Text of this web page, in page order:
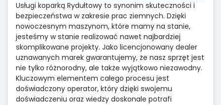
Usługi koparką Rydułtowy to synonim skuteczności i
bezpieczeństwa w zakresie prac ziemnych. Dzięki
nowoczesnym maszynom, które mamy na stanie,
jesteśmy w stanie realizować nawet najbardziej
skomplikowane projekty. Jako licencjonowany dealer
uznawanych marek gwarantujemy, że nasz sprzęt jest
nie tylko różnorodny, ale także wyjątkowo niezawodny.
Kluczowym elementem całego procesu jest
doświadczony operator, który dzięki swojemu
doświadczeniu oraz wiedzy doskonale potrafi